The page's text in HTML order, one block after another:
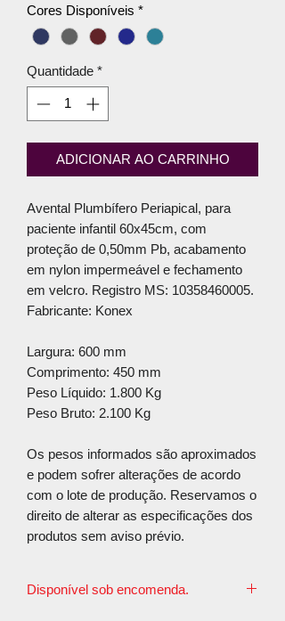
Cores Disponíveis *
Quantidade *
ADICIONAR AO CARRINHO
Avental Plumbífero Periapical, para
paciente infantil 60x45cm, com
proteção de 0,50mm Pb, acabamento
em nylon impermeável e fechamento
em velcro. Registro MS: 10358460005.
Fabricante: Konex
Largura: 600 mm
Comprimento: 450 mm
Peso Líquido: 1.800 Kg
Peso Bruto: 2.100 Kg
Os pesos informados são aproximados
e podem sofrer alterações de acordo
com o lote de produção. Reservamos o
direito de alterar as especificações dos
produtos sem aviso prévio.
Disponível sob encomenda.